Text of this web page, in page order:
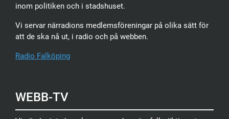
inom politiken och i stadshuset.
Vi servar närradions medlemsföreningar på olika sätt för
att de ska nå ut, i radio och på webben.
Radio Falköping
WEBB-TV